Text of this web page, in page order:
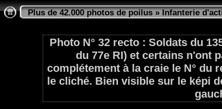
Plus de 42.000 photos de poilus»Infanterie
Photo N° 32 recto : Soldats du
du 77e RI) et certains n'ont
complétement à la craie le N° du
le cliché. Bien visible sur le képi